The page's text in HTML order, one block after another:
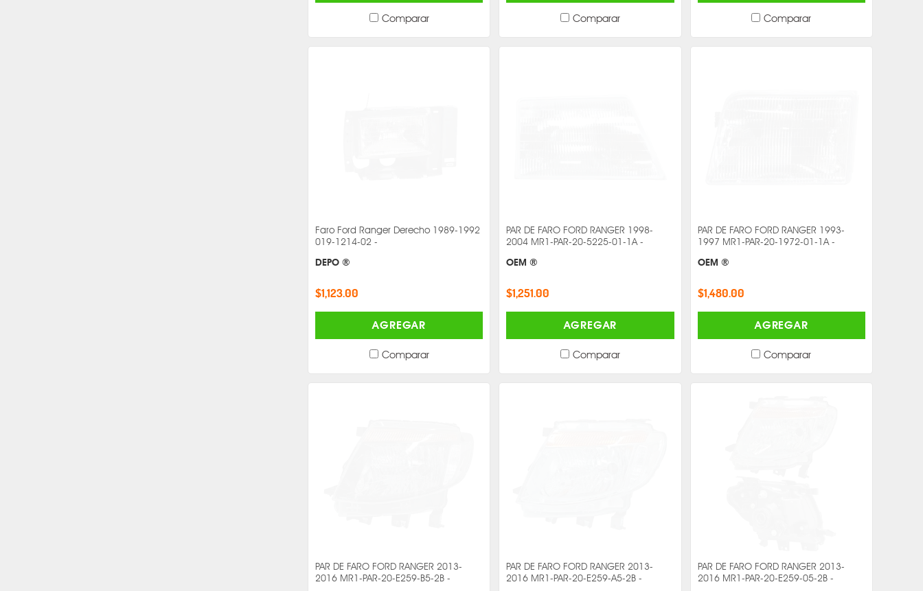
Comparar Comparar Comparar
Faro Ford Ranger Derecho 1989-1992
019-1214-02 -
DEPO ®
$1,123.00
AGREGAR
Comparar
PAR DE FARO FORD RANGER 1998-
2004 MR1-PAR-20-5225-01-1A -
OEM ®
$1,251.00
AGREGAR
Comparar
PAR DE FARO FORD RANGER 1993-
1997 MR1-PAR-20-1972-01-1A -
OEM ®
$1,480.00
AGREGAR
Comparar
PAR DE FARO FORD RANGER 2013-
2016 MR1-PAR-20-E259-B5-2B -
PAR DE FARO FORD RANGER 2013-
2016 MR1-PAR-20-E259-A5-2B -
PAR DE FARO FORD RANGER 2013-
2016 MR1-PAR-20-E259-05-2B -